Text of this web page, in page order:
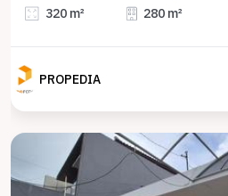
320 m² 280 m²
PROPEDIA